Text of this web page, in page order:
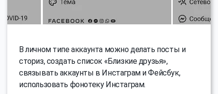
В личном типе аккаунта можно делать посты и
сториз, создать список «Близкие друзья»,
связывать аккаунты в Инстаграм и Фейсбук,
использовать фонотеку Инстаграм.